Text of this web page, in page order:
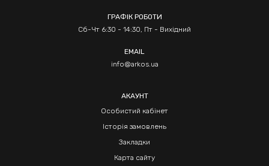
ГРАФІК РОБОТИ
Сб-Чт 6:30 - 14:30, Пт - Вихідний
EMAIL
info@arkos.ua
АКАУНТ
Особистий кабінет
Історія замовлень
Закладки
Карта сайту